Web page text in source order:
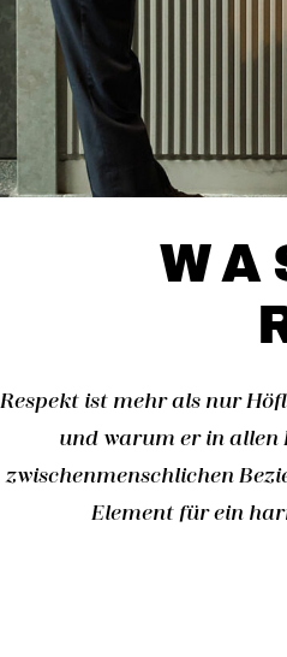
Respekt ist mehr als nur
und warum er in allen
zwischenmenschlichen
Element für ein